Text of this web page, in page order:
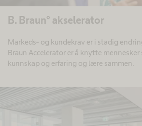
B. Braun° akselerator
Markeds- og kundekrav er i stadig
Braun Accelerator er å knytte mennesker
kunnskap og erfaring og lære sammen.